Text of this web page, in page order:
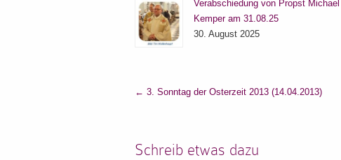
Verabschiedung von Propst Michael
Kemper am 31.08.25
30. August 2025
← 3. Sonntag der Osterzeit 2013 (14.04.2013)
Schreib etwas dazu